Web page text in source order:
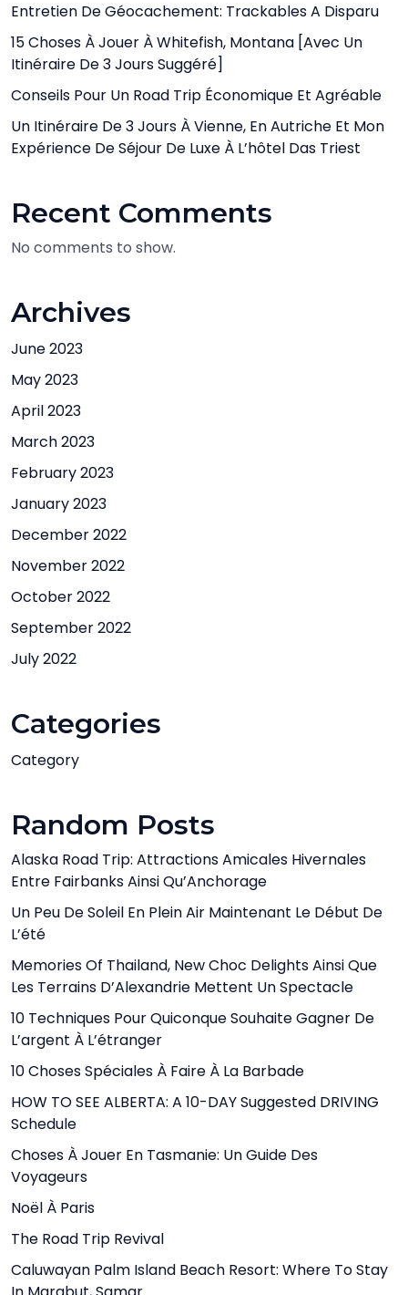
Entretien De Géocachement: Trackables A Disparu
15 Choses À Jouer À Whitefish, Montana [avec Un
Itinéraire De 3 Jours Suggéré]
Conseils Pour Un Road Trip Économique Et Agréable
Un Itinéraire De 3 Jours À Vienne, En Autriche Et Mon
Expérience De Séjour De Luxe À L’hôtel Das Triest
Recent Comments
No comments to show.
Archives
June 2023
May 2023
April 2023
March 2023
February 2023
January 2023
December 2022
November 2022
October 2022
September 2022
July 2022
Categories
Category
Random Posts
Alaska Road Trip: Attractions Amicales Hivernales
Entre Fairbanks Ainsi Qu’Anchorage
Un Peu De Soleil En Plein Air Maintenant Le Début De
L’été
Memories Of Thailand, New Choc Delights Ainsi Que
Les Terrains D’Alexandrie Mettent Un Spectacle
10 Techniques Pour Quiconque Souhaite Gagner De
L’argent À L’étranger
10 Choses Spéciales À Faire À La Barbade
HOW TO SEE ALBERTA: A 10-DAY Suggested DRIVING
Schedule
Choses À Jouer En Tasmanie: Un Guide Des
Voyageurs
Noël À Paris
The Road Trip Revival
Caluwayan Palm Island Beach Resort: Where To Stay